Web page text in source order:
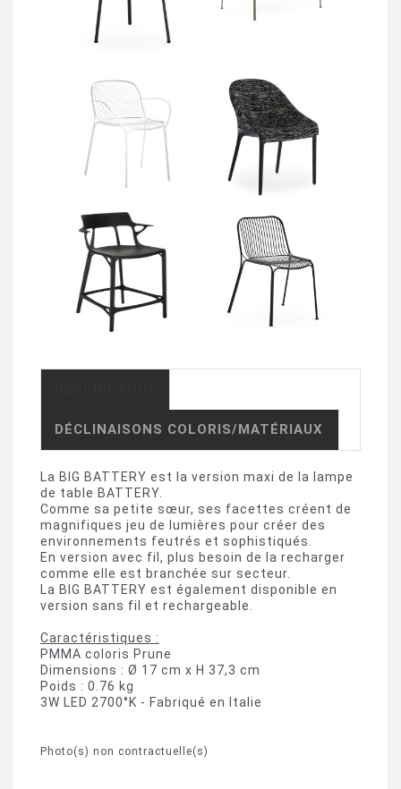
DÉCLINAISONS COLORIS/MATÉRIAUX
La BIG BATTERY est la version maxi de la lampe
de table BATTERY.
Comme sa petite sœur, ses facettes créent de
magnifiques jeu de lumières pour créer des
environnements feutrés et sophistiqués.
En version avec fil, plus besoin de la recharger
comme elle est branchée sur secteur.
La BIG BATTERY est également disponible en
version sans fil et rechargeable.
Caractéristiques :
PMMA coloris Prune
Dimensions : Ø 17 cm x H 37,3 cm
Poids : 0.76 kg
3W LED 2700°K - Fabriqué en Italie
Photo(s) non contractuelle(s)